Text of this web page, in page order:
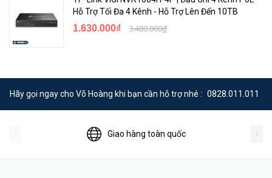
Hỗ Trợ Tối Đa 4 Kênh - Hỗ Trợ Lên Đến 10TB
1.630.000₫ 3.480.000₫
Hãy gọi ngay cho Võ Hoàng khi bạn cần hỗ trợ nhé : 0828.011.011
Giao hàng toàn quốc